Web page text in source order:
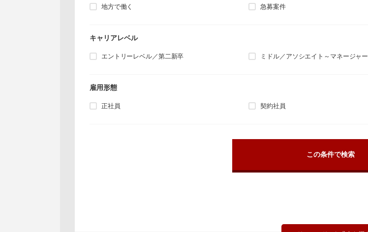
地方で働く 急募案件
キャリアレベル
エントリーレベル／第二新卒 ミドル／アソシエイト～マネージャー
雇用形態
正社員 契約社員